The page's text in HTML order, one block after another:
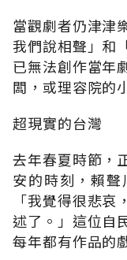
當觀劇者仍津津
我們說相聲」和
已無法創作當年
闆，或理容院的
超現實的台灣
去年春夏時節，
安的時刻，賴聲
「我覺得很悲
述了。」這位自
每年都有作品的